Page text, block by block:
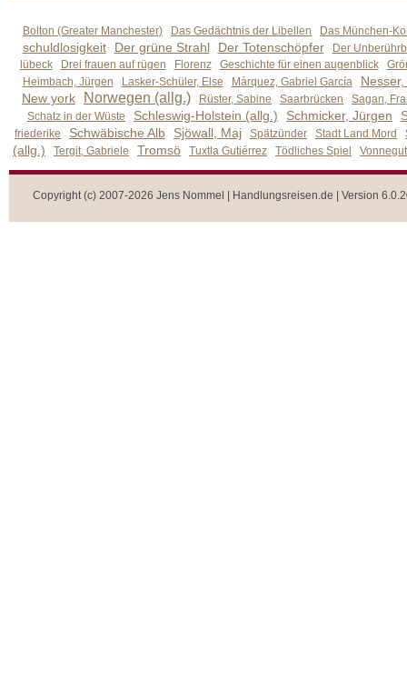
Bolton (Greater Manchester) Das Gedächtnis der Libellen Das München-
schuldlosigkeit Der grüne Strahl Der Totenschöpfer
Der
lübeck
Drei frauen auf rügen Florenz Geschichte für einen augenblick
Heimbach, Jürgen
Lasker-Schüler, Else Márquez, Gabriel García
New york
Norwegen (allg.) Rüster, Sabine Saarbrücken
Sagan,
Schatz in der Wüste
Schleswig-Holstein (allg.) Schmicker, Jürgen
friederike Schwäbische Alb Sjöwall, Maj Spätzünder Stadt Land Mord
(allg.) Tergit, Gabriele Tromsö Tuxtla Gutiérrez Tödliches Spiel
Copyright (c) 2007-2026 Jens Nommel | Handlungsreisen.de | Version